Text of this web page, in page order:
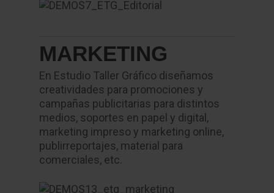
MARKETING
En Estudio Taller Gráfico diseñamos
creatividades para promociones y
campañas publicitarias para distintos
medios, soportes en papel y digital,
marketing impreso y marketing online,
publirreportajes, material para
comerciales, etc.